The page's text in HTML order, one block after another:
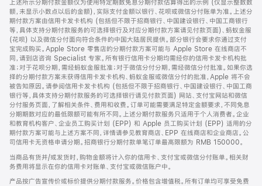
脚
上述所示分期付款金额仅为使用特定期数免息分期付款估算得出的示例 (仅显示整数数
额，未显示小数点以后的金额)，实际支付金额以银行、花呗或微信分付账单为准。上述分
期付款方案由信用卡发卡机构 (包括但不限于招商银行、中国建设银行、中国工商银行
等，具体支持分期付款服务的可选择银行及对应分期付款方案请见付款页面)、蚂蚁金服
(花呗) 以及微信分付面向符合条件的中国大陆居民提供。部分银行会要求你通过支付
宝完成购买。Apple Store 零售店的分期付款方案可能与 Apple Store 在线商店不
同，请到店咨询 Specialist 专家。所有银行信用卡分期均需经你的信用卡发卡机构批
准；对于花呗分期，需经蚂蚁金服批准；对于微信分付分期，需经微信分付批准。如果你选
择的分期付款方案未获得信用卡发卡机构、蚂蚁金服或微信分付的批准，Apple 将不会
被告知原因。请参阅信用卡发卡机构 (包括但不限于招商银行、中国建设银行、中国工商
银行等，具体支持分期付款服务的可选择银行请见付款页面) 网站、支付宝网站和微信
分付服务页面，了解相关条件、费用和收费。订单可能需要满足特定金额要求，不同免息
分期期数对应的最低限额可能有所不同。上述分期付款服务只适用于个人消费者。企业
和教育机构客户、企业员工购买计划 (EPP) 和 Apple 员工购买计划 (EPP) 适用的分
期付款方案可能与上述方案不同，详情请参见教育商店、EPP 在线商店和企业商店。公
司信用卡无资格申请分期。招商银行分期付款单笔订单最高限额为 RMB 150000。
当商品有货并/或发货时，购物金额将计入你的信用卡、支付宝或微信分付账单。相关财
务费用将显示在你的信用卡对账单、支付宝或微信账户中。
产品按广告宣传价或标价提供分期付款服务。价格包含增值税。所有订单均可享受免费